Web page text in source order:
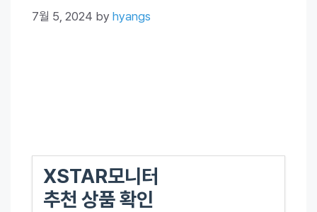
7월 5, 2024 by hyangs
XSTAR모니터
추천 상품 확인